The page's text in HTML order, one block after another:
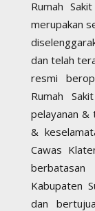
Rumah
merupakan
dan telah
resmi
Rumah
pelayanan &
&
Cawas
Kabupaten
dan